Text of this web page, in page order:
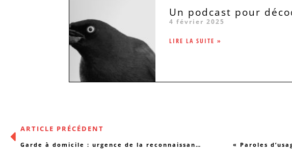
Un podcast pour
4 février 2025
LIRE LA SUITE »
ARTICLE PRÉCÉDENT
Garde à domicile : urgence de la reconnaissance « Paroles